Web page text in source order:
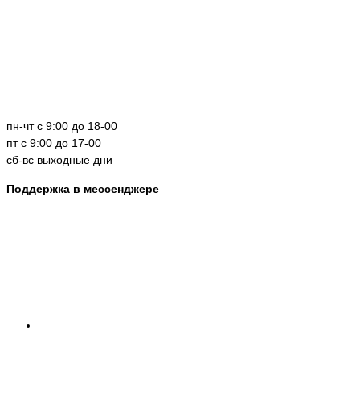
пн-чт с 9:00 до 18-00
пт с 9:00 до 17-00
сб-вс выходные дни
Поддержка в мессенджере